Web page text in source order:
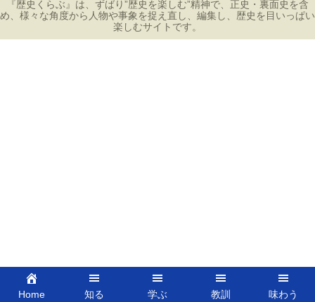
ビ
ゲ
ー
『歴史くらぶ』は、ずばり”歴史を楽しむ”精神で、正史・裏面史を含
め、様々な角度から人物や事象を捉え直し、編集し、歴史を目いっぱい
楽しむサイトです。
Home 知る 学ぶ 教訓 味わう